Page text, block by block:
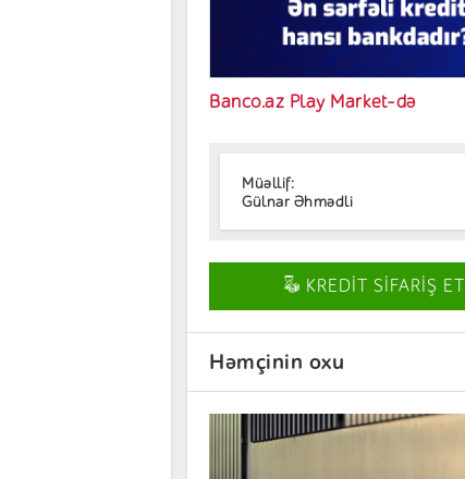
Banco.az Play Market-də
Müəllif:
Gülnar Əhmədli
KREDİT SİFARİŞ ET
Həmçinin oxu